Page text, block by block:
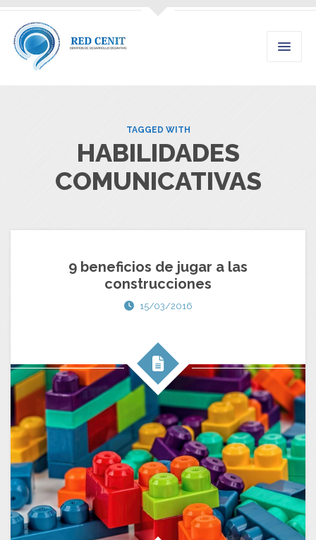
TAGGED WITH
HABILIDADES
COMUNICATIVAS
9 beneficios de jugar a las
construcciones
15/03/2016